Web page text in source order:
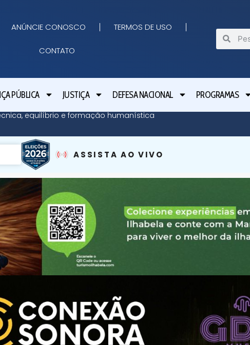
ANÚNCIE CONOSCO TERMOS DE USO
CONTATO
PÚBLICA JUSTIÇA DEFESA NACIONAL PROGRAMAS
equilíbrio e formação humanística
ASSISTA AO VIVO